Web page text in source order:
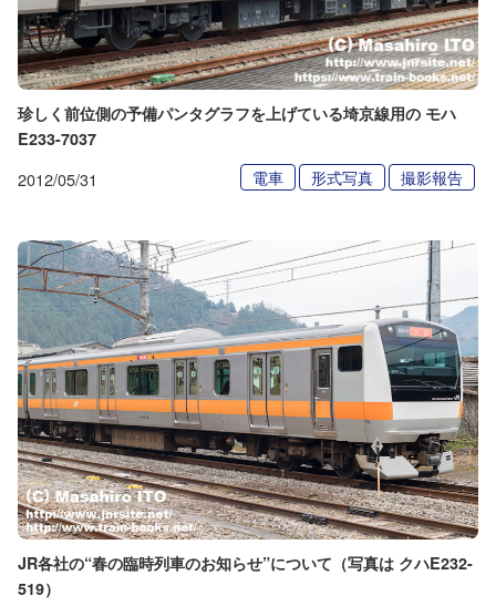
珍しく前位側の予備パンタグラフを上げている埼京線用の モハ
E233-7037
2012/05/31 電車 形式写真 撮影報告
JR各社の“春の臨時列車のお知らせ”について（写真は クハE232-
519）